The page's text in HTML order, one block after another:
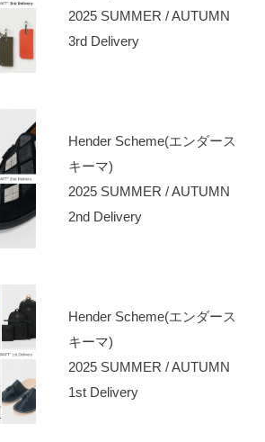
2025 SUMMER / AUTUMN
3rd Delivery
Hender Scheme(エンダース
キーマ)
2025 SUMMER / AUTUMN
2nd Delivery
Hender Scheme(エンダース
キーマ)
2025 SUMMER / AUTUMN
1st Delivery